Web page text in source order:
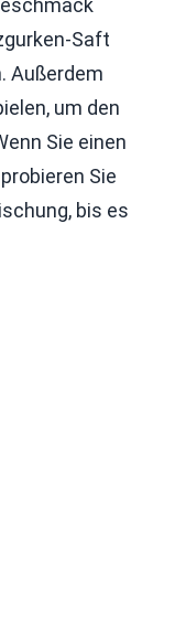
Saft
Außerdem
um den
Sie einen
Sie
bis es